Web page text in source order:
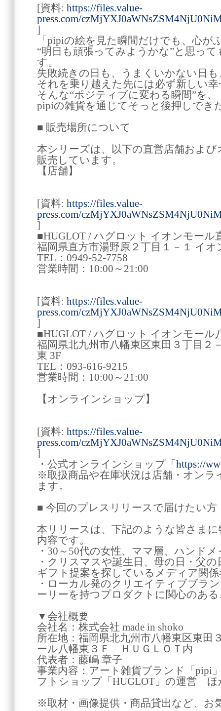
[資料: https://files.value-
press.com/
]
「pipiの絵を見た瞬間だけでも、心が
“明日も頑張ってみようかな”と思っ
す。
失敗続きの日も、うまくいかない日も
それを乗り越えた先には必ず新しい
そんな“ポジティブに変わる瞬間”を、
pipiの雑貨を通じてそっと後押しでき
■ 販売場所について
本シリーズは、以下の直営店舗およ
販売しています。
【店舗】
[資料: https://files.value-
press.com/
]
■HUGLOT / ハグロット イオンモール
福岡県直方市湯野原２丁目１－１ イオ
TEL：0949-52-7758
営業時間：10:00～21:00
[資料: https://files.value-
press.com/
]
■HUGLOT / ハグロット イオンモール
福岡県北九州市八幡東区東田３丁目２
東 3F
TEL：093-616-9215
営業時間：10:00～21:00
【オンラインショップ】
[資料: https://files.value-
press.com/
]
・公式オンラインショップ「 https://
※取扱商品や在庫状況は店舗・オン
ます。
■ 今回のプレスリリースで届けたい方
本リリースは、下記のような皆さま
内容です。
・30～50代の女性、ママ層、ハンド
・クリスマスや誕生日、母の日・父
ギフト提案を探しているメディア関
・ローカル発のクリエイティブブラ
ーリーを持つプロダクトに関心のあ
▼会社概要
会社名：株式会社 made in shoko
所在地：福岡県北九州市八幡東区東田
ール八幡東３Ｆ ＨＵＧＬＯＴ内
代表者：藤嶋 章子
事業内容：アート雑貨ブランド「pipi
フトショップ「HUGLOT」の運営 ほ
※取材・画像提供・商品貸出など、お